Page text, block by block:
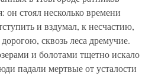
он стоял несколько времени
и вздумал, к несчастию,
сквозь леса дремучие.
и болотами тщетно искало
падали мертвые от усталости